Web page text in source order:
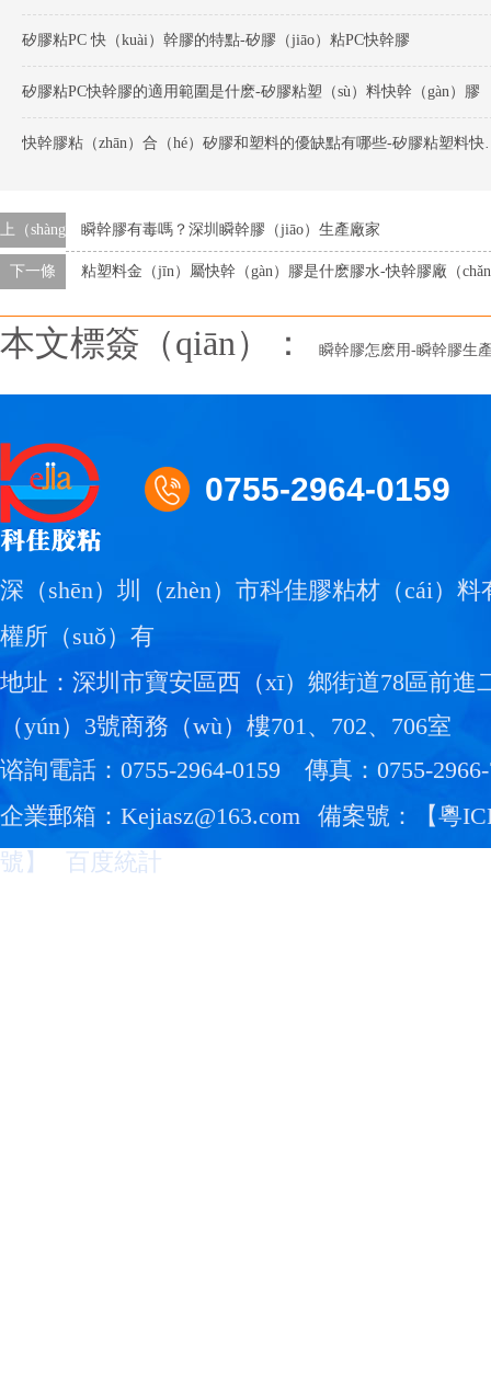
矽膠粘PC 快（kuài）幹膠的特點-矽膠（jiāo）粘PC快幹膠
矽膠粘PC快幹膠的適用範圍是什麽-矽膠粘塑（sù）料快幹（gàn）膠
快幹膠粘（zhān
上（shàng）一條瞬幹膠有毒嗎？深圳瞬幹膠（jiāo）生產廠家
下一條 粘塑料金（jīn）屬快幹（gàn）膠是什麽膠水-快幹膠廠（
本文標簽（qiān）： 瞬幹膠怎麽用-瞬幹膠生
0755-2964-0159
深（shēn）圳（zhèn）市科佳膠粘材（cái）料
權所（suǒ）有
地址：深圳市寶安區西（xī）鄉街道78區前進
（yún）3號商務（wù）樓701、702、706室
谘詢電話：0755-2964-0159
傳真：0755-
企業郵箱：Kejiasz@163.com
備案號：【粵
號 】 百度統計